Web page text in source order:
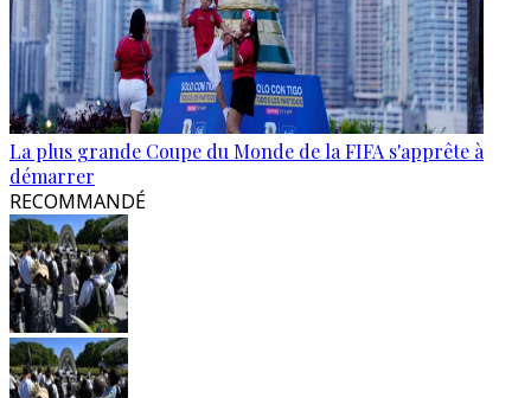
La plus grande Coupe du Monde de la FIFA s'apprête à
démarrer
RECOMMANDÉ